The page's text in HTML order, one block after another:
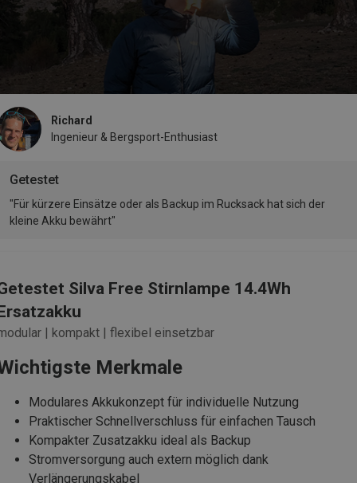
Getestet
Richard
Ingenieur & Bergsport-Enthusiast
"Für kürzere Einsätze oder als Backup im Rucksack hat sich der
kleine Akku bewährt"
Silva Free Stirnlampe 14.4Wh
| kompakt | flexibel einsetzbar
Merkmale
Modulares Akkukonzept für individuelle Nutzung
Praktischer Schnellverschluss für einfachen Tausch
Kompakter Zusatzakku ideal als Backup
Stromversorgung auch extern möglich dank
Verlängerungskabel